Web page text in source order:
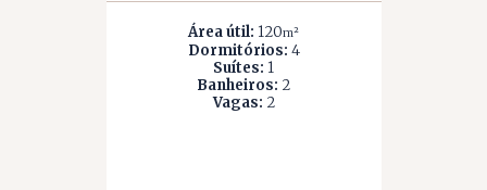
Área útil: 120m²
Dormitórios: 4
Suítes: 1
Banheiros: 2
Vagas: 2